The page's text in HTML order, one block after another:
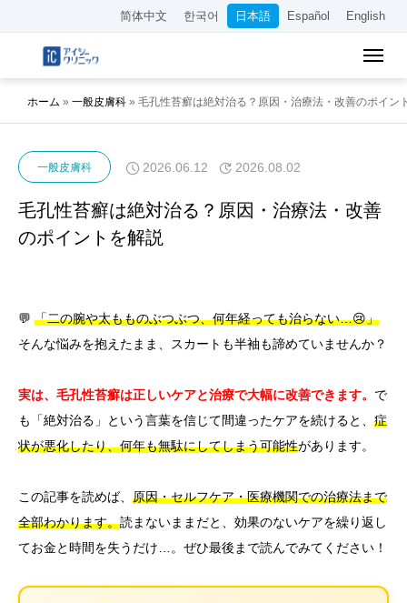
简体中文 한국어 日本語 Español English
ホーム » 一般皮膚科 » 毛孔性苔癬は絶対治る？原因・治療法・改善のポイン
一般皮膚科 2026.06.12 2026.08.02
毛孔性苔癬は絶対治る？原因・治療法・改善
のポイントを解説
💬 「二の腕や太もものぶつぶつ、何年経っても治らない…😢」
そんな悩みを抱えたまま、スカートも半袖も諦めていませんか？
実は、毛孔性苔癬は正しいケアと治療で大幅に改善できます。 で
も「絶対治る」という言葉を信じて間違ったケアを続けると、 症
状が悪化したり、何年も無駄にしてしまう可能性があります。
この記事を読めば、 原因・セルフケア・医療機関での治療法まで
全部わかります。読まないままだと、効果のないケアを繰り返し
てお金と時間を失うだけ…。ぜひ最後まで読んでみてください！